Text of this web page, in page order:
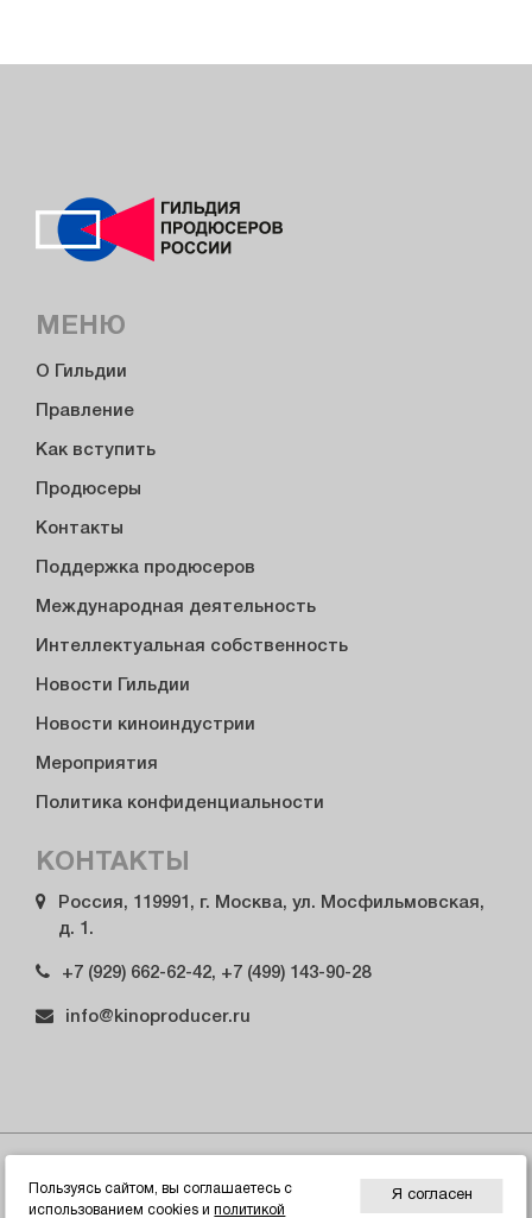
МЕНЮ
О Гильдии
Правление
Как вступить
Продюсеры
Контакты
Поддержка продюсеров
Международная деятельность
Интеллектуальная собственность
Новости Гильдии
Новости киноиндустрии
Мероприятия
Политика конфиденциальности
КОНТАКТЫ
Россия, 119991, г. Москва, ул. Мосфильмовская,
д. 1.
+7 (929) 662-62-42, +7 (499) 143-90-28
info@kinoproducer.ru
© 2026 Гильдия продюсеров России
Пользуясь сайтом, вы соглашаетесь с
использованием cookies иполитикой
Я согласен